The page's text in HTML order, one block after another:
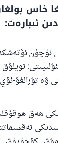
خاس
ئىبارەت:
ئۈچۈن
تويلۇق
تۇرالغۇ-
ھەق-